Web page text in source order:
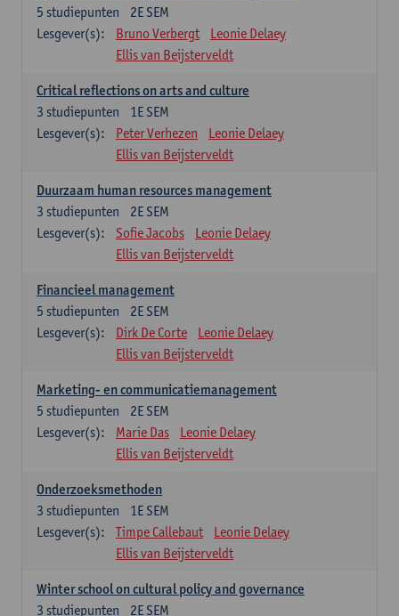
2E SEM
5 studiepunten
Lesgever(s):
Bruno Verbergt
Leonie Delaey
Ellis van Beijsterveldt
Critical reflections on arts and culture
1E SEM
3 studiepunten
Lesgever(s):
Peter Verhezen
Leonie Delaey
Ellis van Beijsterveldt
Duurzaam human resources management
2E SEM
3 studiepunten
Lesgever(s):
Sofie Jacobs
Leonie Delaey
Ellis van Beijsterveldt
Financieel management
2E SEM
5 studiepunten
Lesgever(s):
Dirk De Corte
Leonie Delaey
Ellis van Beijsterveldt
Marketing- en communicatiemanagement
2E SEM
5 studiepunten
Lesgever(s):
Marie Das
Leonie Delaey
Ellis van Beijsterveldt
Onderzoeksmethoden
1E SEM
3 studiepunten
Lesgever(s):
Timpe Callebaut
Leonie Delaey
Ellis van Beijsterveldt
Winter school on cultural policy and governance
2E SEM
3 studiepunten